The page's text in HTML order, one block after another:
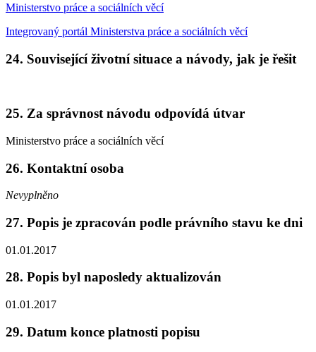
Ministerstvo práce a sociálních věcí
Integrovaný portál Ministerstva práce a sociálních věcí
24. Související životní situace a návody, jak je řešit
25. Za správnost návodu odpovídá útvar
Ministerstvo práce a sociálních věcí
26. Kontaktní osoba
Nevyplněno
27. Popis je zpracován podle právního stavu ke dni
01.01.2017
28. Popis byl naposledy aktualizován
01.01.2017
29. Datum konce platnosti popisu